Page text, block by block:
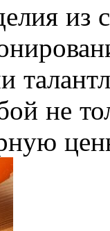
из
не